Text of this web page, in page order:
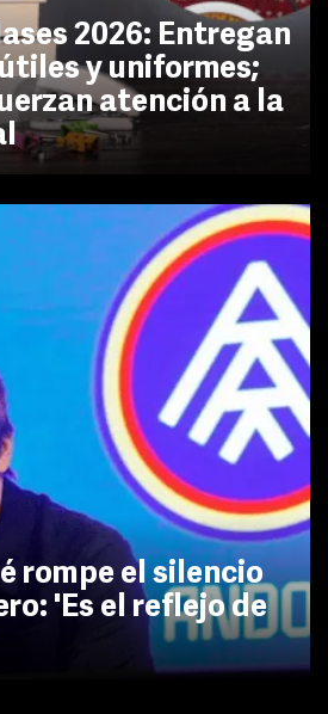
2026: Entregan
y uniformes;
atención a la
rompe el silencio
'Es el reflejo de